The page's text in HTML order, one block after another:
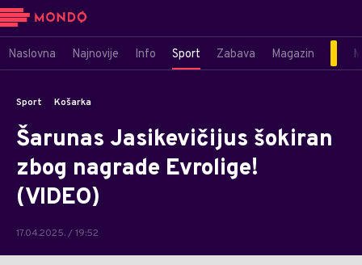
Naslovna Najnovije Info Sport Zabava Magazin
Sport Košarka
Šarunas Jasikevičijus šokiran
zbog nagrade Evrolige!
(VIDEO)
17.04.2025. / 19:52